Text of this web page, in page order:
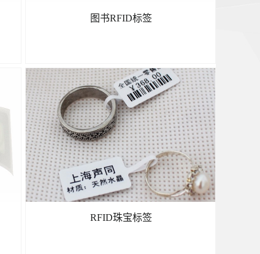
图书RFID标签
了解更多
RFID珠宝标签